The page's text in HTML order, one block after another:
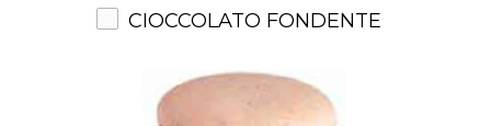
CIOCCOLATO FONDENTE